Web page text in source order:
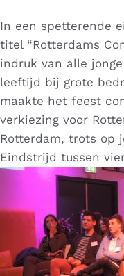
In een spetterende
titel “Rotterdams
indruk van alle
leeftijd bij grote
maakte het feest
verkiezing voor
Rotterdam, trots op
Eindstrijd tussen